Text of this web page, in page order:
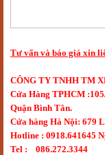
Tư vấn và báo giá xin
CÔNG TY TNHH TM
Cửa Hàng TPHCM
Quận Bình Tân.
Cửa hàng Hà Nội: 679
Hotline : 0918.641645
Tel : 086.272.3344